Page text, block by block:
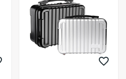
Hülse Exteri